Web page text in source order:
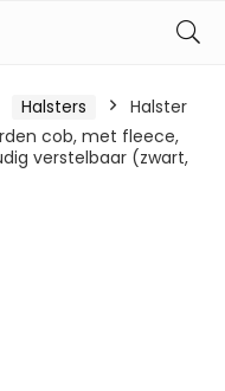
Halsters
Halster
cob, met fleece,
verstelbaar (zwart,